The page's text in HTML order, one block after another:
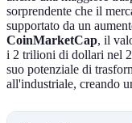
sorprendente che il
supportato da un
CoinMarketCap, il
i 2 trilioni di dollari nel
suo potenziale di
all'industriale, creando